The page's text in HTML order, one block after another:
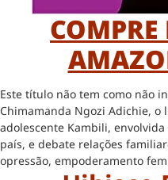
Este título não tem como não
Chimamanda Ngozi Adichie,
adolescente Kambili,
país, e debate relações
opressão, empoderamento